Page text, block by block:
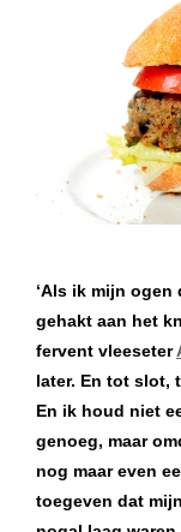
‘Als ik mijn
gehakt aan het
fervent vleeseter
later. En tot slot,
En ik houd niet
genoeg, maar
nog maar even
toegeven dat